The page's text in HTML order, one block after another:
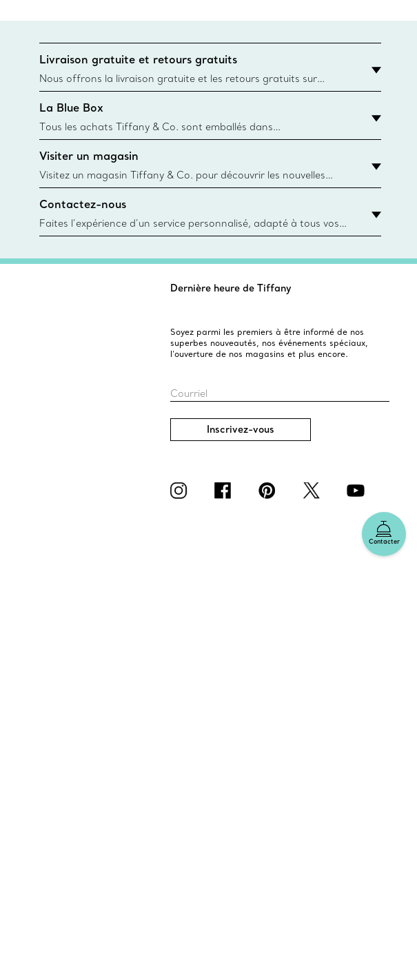
Livraison gratuite et retours gratuits
Nous offrons la livraison gratuite et les retours gratuits sur
toutes les commandes Tiffany & Co. passées sur le site Web
canadien et dont la destination est l’adresse d’un particulier.
La Blue Box
Tous les achats Tiffany & Co. sont emballés dans
une Tiffany Blue Box. Bien que l'histoire de cet emballage célèbre
remonte à 1886, toutes les Blue Box et sacs sont aujourd'hui
fabriqués à partir de papier provenant de sources durables et de
matières
Visiter un magasin
Visitez un magasin Tiffany & Co. pour découvrir les nouvelles
créations, les collections emblématiques et bien plus encore.
Trouver le magasin le plus près
Contactez-nous
Faites l’expérience d’un service personnalisé, adapté à tous vos
besoins par les conseillers à la clientèle Tiffany & Co. Que ce soit
Contacter
Dernière heure de Tiffany
Soyez parmi les premiers à être informé de nos
superbes nouveautés, nos événements spéciaux,
l’ouverture de nos magasins et plus encore.
Courriel
Inscrivez-vous